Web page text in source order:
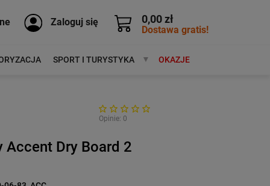
0,00 zł
Dostawa gratis!
Zaloguj się
SPORT I TURYSTYKA MARKIOKAZJE
Opinie: 0
Accent Dry Board 2